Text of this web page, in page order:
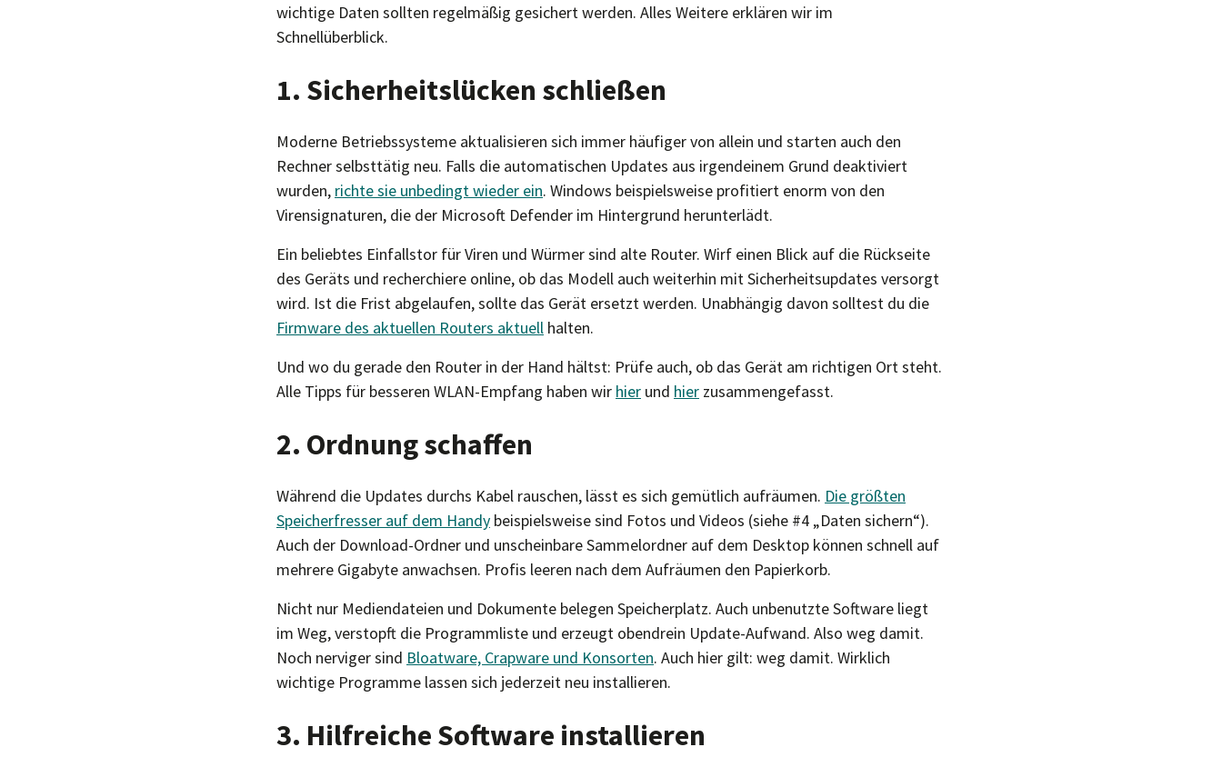
wichtige Daten sollten regelmäßig gesichert werden. Alles Weitere erklären wir im
Schnellüberblick.
1. Sicherheitslücken schließen
Moderne Betriebssysteme aktualisieren sich immer häufiger von allein und starten auch den
Rechner selbsttätig neu. Falls die automatischen Updates aus irgendeinem Grund deaktiviert
wurden, richte sie unbedingt wieder ein. Windows beispielsweise profitiert enorm von den
Virensignaturen, die der Microsoft Defender im Hintergrund herunterlädt.
Ein beliebtes Einfallstor für Viren und Würmer sind alte Router. Wirf einen Blick auf die Rückseite
des Geräts und recherchiere online, ob das Modell auch weiterhin mit Sicherheitsupdates versorgt
wird. Ist die Frist abgelaufen, sollte das Gerät ersetzt werden. Unabhängig davon solltest du die
Firmware des aktuellen Routers aktuell halten.
Und wo du gerade den Router in der Hand hältst: Prüfe auch, ob das Gerät am richtigen Ort steht.
Alle Tipps für besseren WLAN-Empfang haben wir hier und hier zusammengefasst.
2. Ordnung schaffen
Während die Updates durchs Kabel rauschen, lässt es sich gemütlich aufräumen. Die größten
Speicherfresser auf dem Handy beispielsweise sind Fotos und Videos (siehe #4 „Daten sichern“).
Auch der Download-Ordner und unscheinbare Sammelordner auf dem Desktop können schnell auf
mehrere Gigabyte anwachsen. Profis leeren nach dem Aufräumen den Papierkorb.
Nicht nur Mediendateien und Dokumente belegen Speicherplatz. Auch unbenutzte Software liegt
im Weg, verstopft die Programmliste und erzeugt obendrein Update-Aufwand. Also weg damit.
Noch nerviger sind Bloatware, Crapware und Konsorten. Auch hier gilt: weg damit. Wirklich
wichtige Programme lassen sich jederzeit neu installieren.
3. Hilfreiche Software installieren